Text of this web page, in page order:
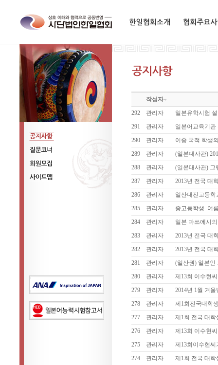
공지사항
질문코너
회원모집
작성자
292
관리자
일본유학시험
291
관리자
일본어교육기
290
관리자
이중 국적 학생
289
관리자
(일본대사관)
288
관리자
(일본대사관) 그
287
관리자
2013년 전국 대
286
관리자
일산대진고등
285
관리자
중고등학생. 여
284
관리자
일본 마쓰에시
283
관리자
2013년 전국 대
282
관리자
2013년 전국 대
281
관리자
(일산권) 일본인
280
관리자
제13회 이수현
279
관리자
2014년 1월 겨
278
관리자
제1회전국대학
277
관리자
제1회 전국 대
276
관리자
제13회 이수현
275
관리자
제13회이수현
274
관리자
제1회 전국 대